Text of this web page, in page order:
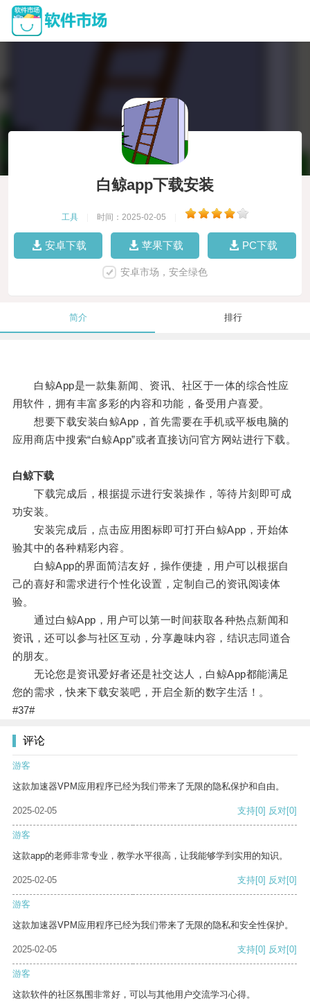
白鲸app下载安装
工具 时间：2025-02-05
安卓下载 苹果下载 PC下载
安卓市场，安全绿色
简介 排行
白鲸App是一款集新闻、资讯、社区于一体的综合性应
用软件，拥有丰富多彩的内容和功能，备受用户喜爱。
想要下载安装白鲸App，首先需要在手机或平板电脑的
应用商店中搜索“白鲸App”或者直接访问官方网站进行下载。
白鲸下载
下载完成后，根据提示进行安装操作，等待片刻即可成
功安装。
安装完成后，点击应用图标即可打开白鲸App，开始体
验其中的各种精彩内容。
白鲸App的界面简洁友好，操作便捷，用户可以根据自
己的喜好和需求进行个性化设置，定制自己的资讯阅读体
验。
通过白鲸App，用户可以第一时间获取各种热点新闻和
资讯，还可以参与社区互动，分享趣味内容，结识志同道合
的朋友。
无论您是资讯爱好者还是社交达人，白鲸App都能满足
您的需求，快来下载安装吧，开启全新的数字生活！。
#37#
评论
游客
这款加速器VPM应用程序已经为我们带来了无限的隐私保护和自由。
2025-02-05 支持[0] 反对[0]
游客
这款app的老师非常专业，教学水平很高，让我能够学到实用的知识。
2025-02-05 支持[0] 反对[0]
游客
这款加速器VPM应用程序已经为我们带来了无限的隐私和安全性保护。
2025-02-05 支持[0] 反对[0]
游客
这款软件的社区氛围非常好，可以与其他用户交流学习心得。